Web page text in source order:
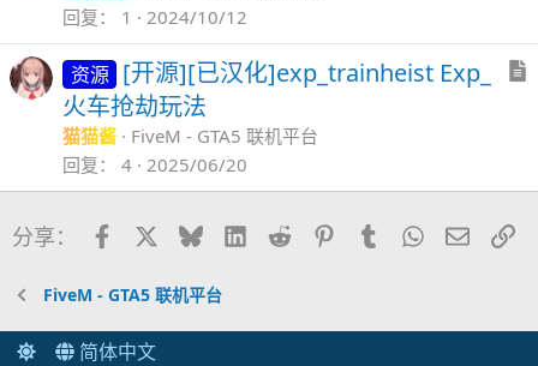
回复
1 2024/10/12
资源 [开源][已汉化]exp_trainheist Exp_
火车抢劫玩法
猫猫酱
FiveM - GTA5 联机平台
回复
4 2025/06/20
分享： FacebookBlueskyLinkedIn
Reddit PinterestTumblrWhatsApp
邮件
FiveM - GTA5 联机平台
简体中文